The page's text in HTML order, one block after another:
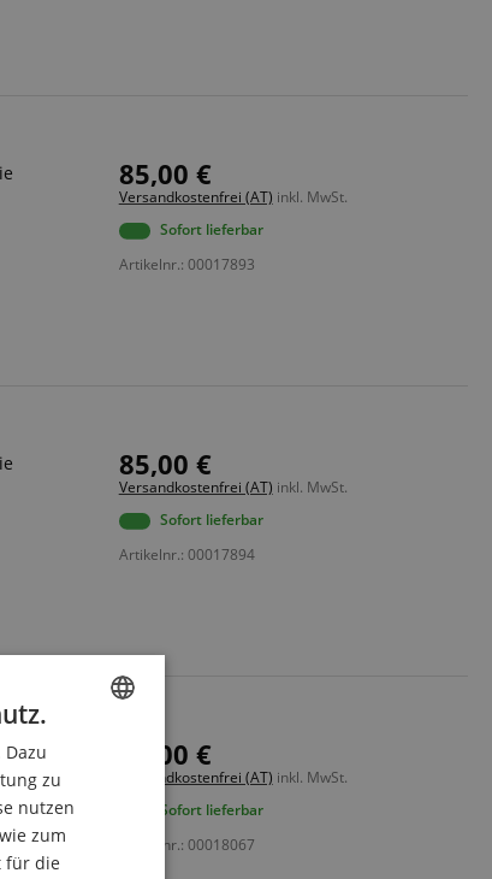
85,00 €
Versandkostenfrei (AT) inkl. MwSt.
Sofort lieferbar
Artikelnr.: 00017893
85,00 €
Versandkostenfrei (AT) inkl. MwSt.
Sofort lieferbar
Artikelnr.: 00017894
85,00 €
Versandkostenfrei (AT) inkl. MwSt.
Sofort lieferbar
Artikelnr.: 00018067
DUTCH
zu
nutzen
zum
für die